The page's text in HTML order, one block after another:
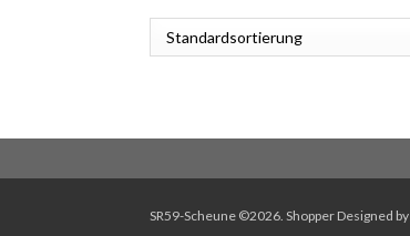
SR59-Scheune ©2026. ShopperDesigned by